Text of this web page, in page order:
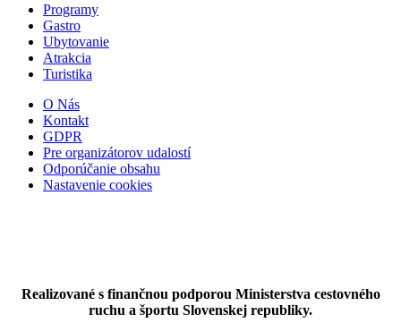
Programy
Gastro
Ubytovanie
Atrakcia
Turistika
O Nás
Kontakt
GDPR
Pre organizátorov udalostí
Odporúčanie obsahu
Nastavenie cookies
Realizované s finančnou podporou Ministerstva cestovného
ruchu a športu Slovenskej republiky.